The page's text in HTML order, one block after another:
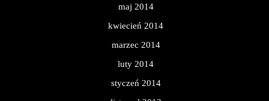
maj 2014
kwiecień 2014
marzec 2014
luty 2014
styczeń 2014